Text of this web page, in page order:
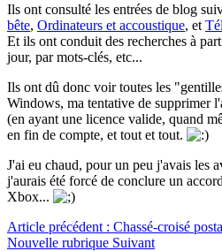
Ils ont consulté les entrées de blog
bête, Ordinateurs et accoustique, et
Et ils ont conduit des recherches à
jour, par mots-clés, etc...
Ils ont dû donc voir toutes les
Windows, ma tentative de supprimer
(en ayant une licence valide, quand
en fin de compte, et tout et tout.
J'ai eu chaud, pour un peu j'avais les
j'aurais été forcé de conclure un
Xbox...
Article précédent : Chassé-croisé
Nouvelle rubrique Suivant